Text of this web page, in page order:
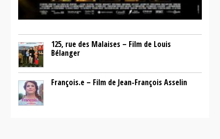
125, rue des Malaises – Film de Louis
Bélanger
François.e – Film de Jean-François Asselin